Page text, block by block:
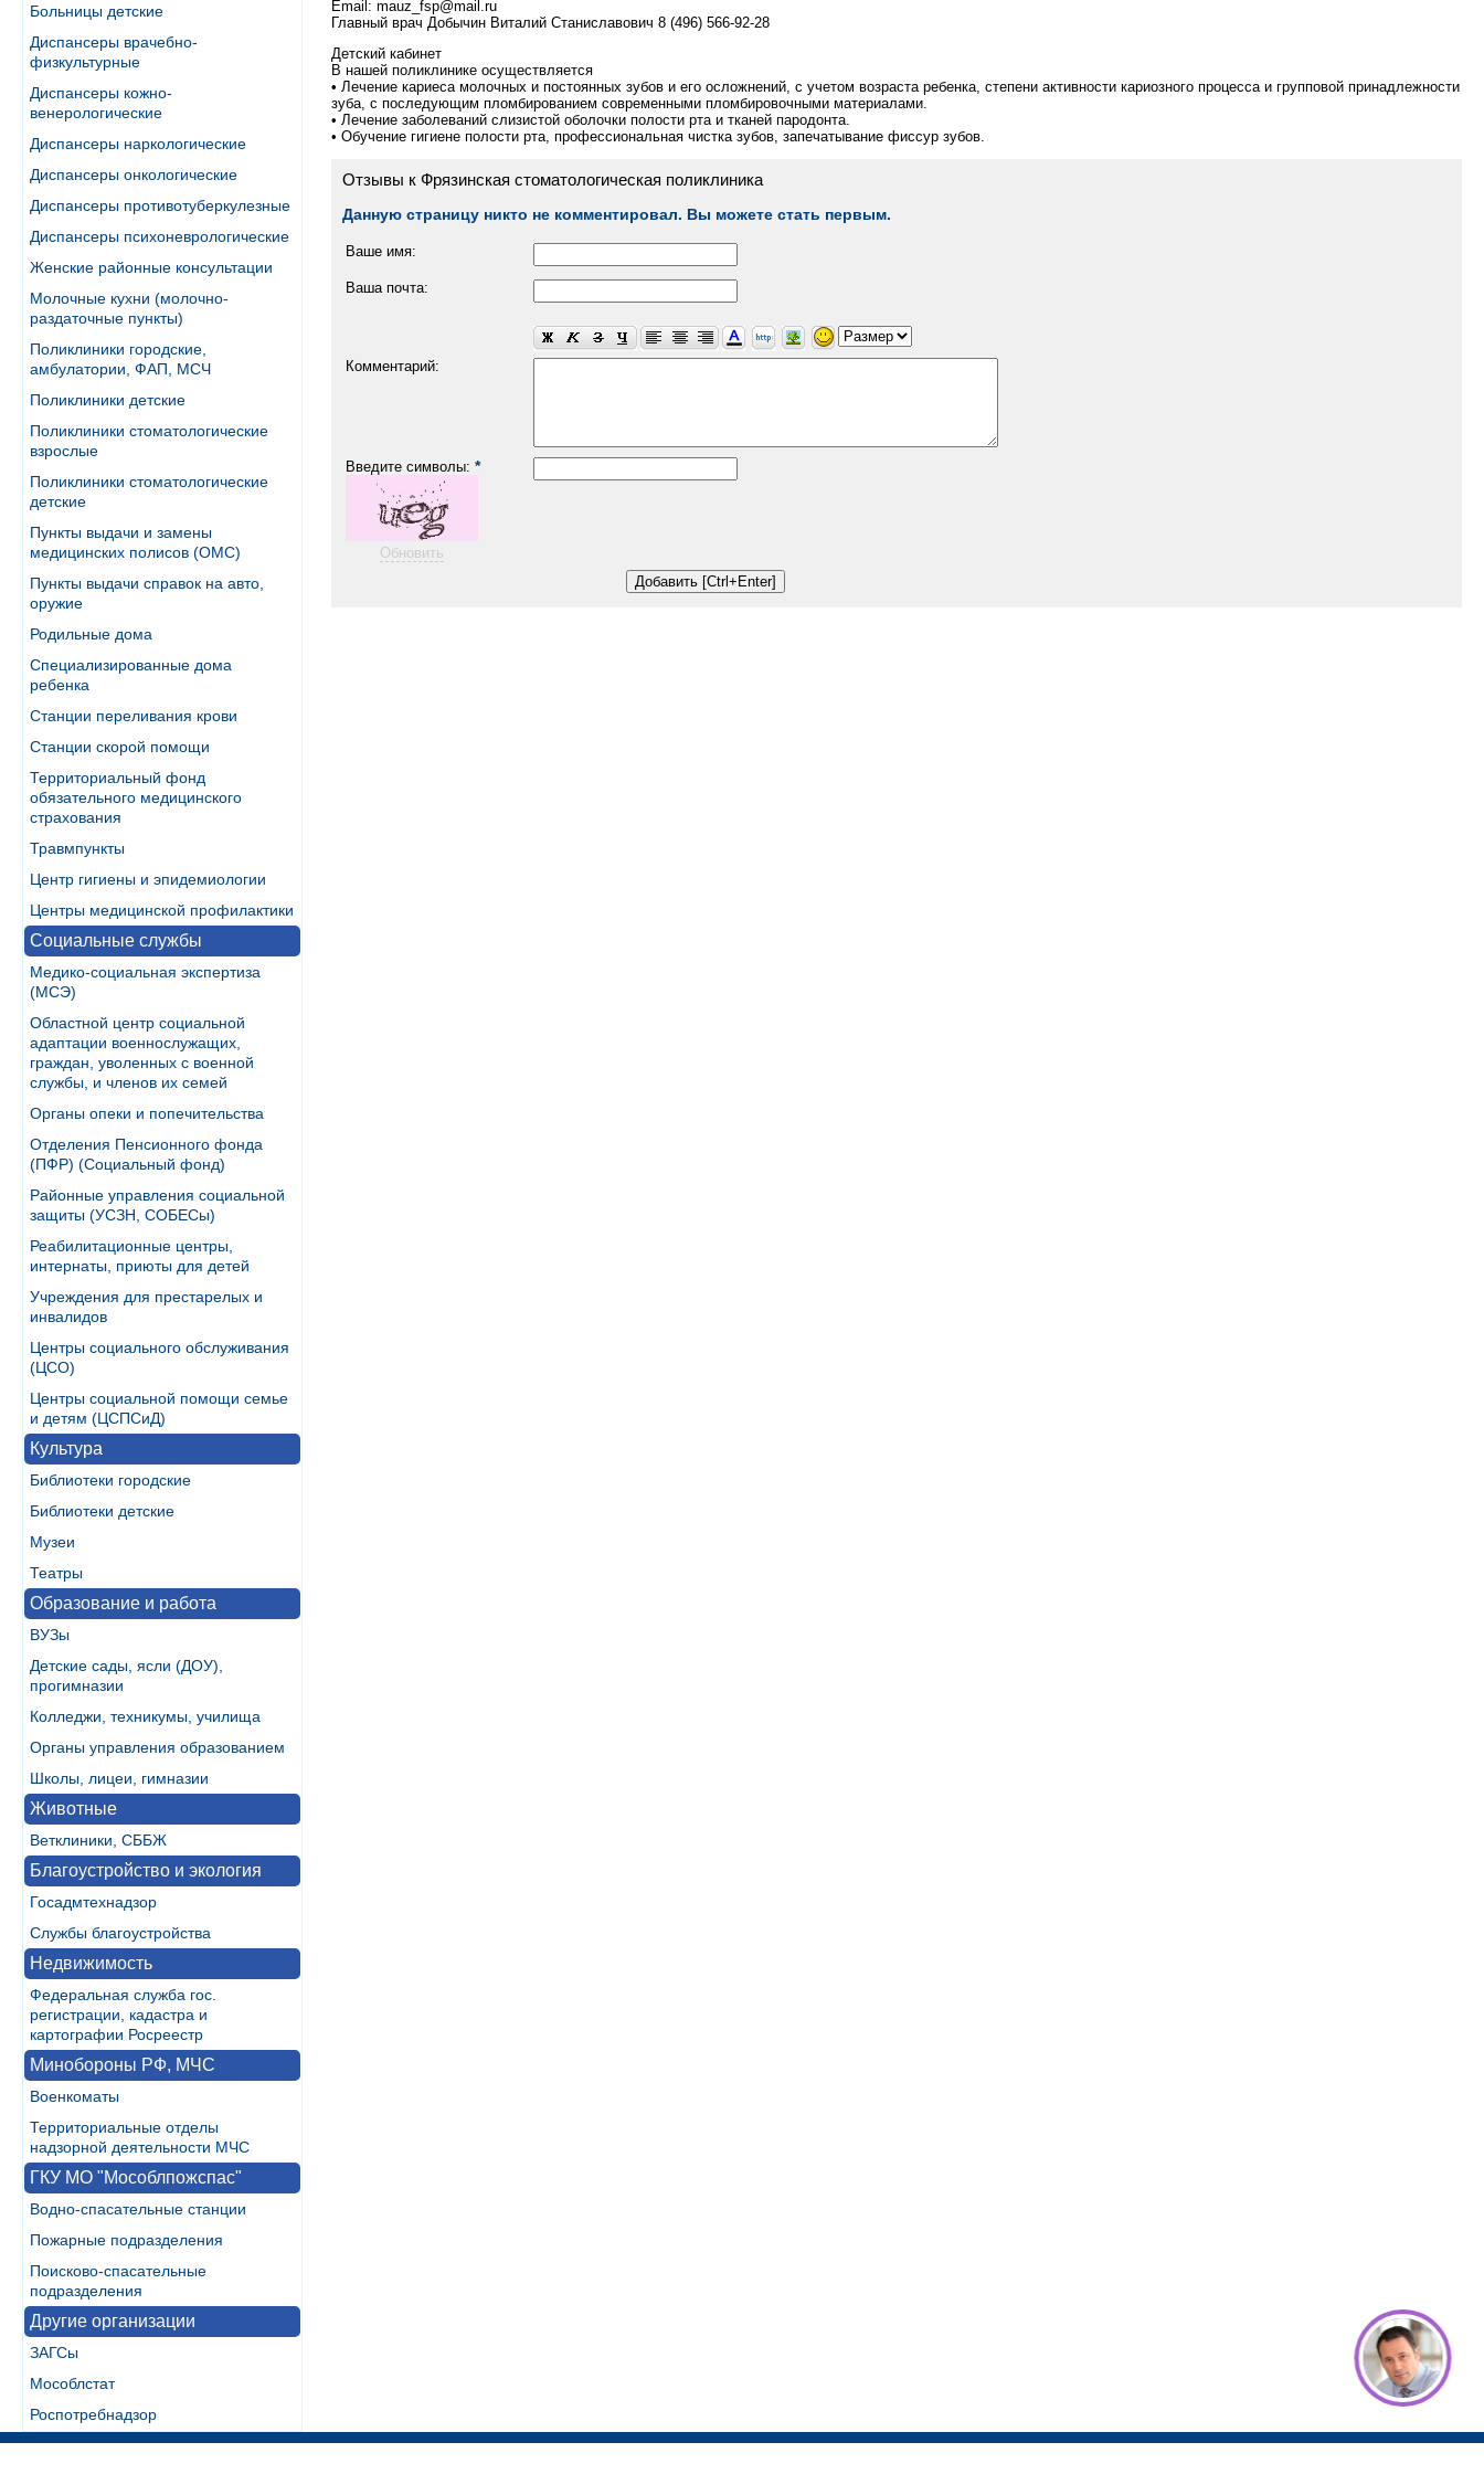
Больницы детские
Диспансеры врачебно-
физкультурные
Диспансеры кожно-
венерологические
Диспансеры наркологические
Диспансеры онкологические
Диспансеры противотуберкулезные
Диспансеры психоневрологические
Женские районные консультации
Молочные кухни (молочно-
раздаточные пункты)
Поликлиники городские,
амбулатории, ФАП, МСЧ
Поликлиники детские
Поликлиники стоматологические
взрослые
Поликлиники стоматологические
детские
Пункты выдачи и замены
медицинских полисов (ОМС)
Пункты выдачи справок на авто,
оружие
Родильные дома
Специализированные дома
ребенка
Станции переливания крови
Станции скорой помощи
Территориальный фонд
обязательного медицинского
страхования
Травмпункты
Центр гигиены и эпидемиологии
Центры медицинской профилактики
Социальные службы
Медико-социальная экспертиза
(МСЭ)
Областной центр социальной
адаптации военнослужащих,
граждан, уволенных с военной
службы, и членов их семей
Органы опеки и попечительства
Отделения Пенсионного фонда
(ПФР) (Социальный фонд)
Районные управления социальной
защиты (УСЗН, СОБЕСы)
Реабилитационные центры,
интернаты, приюты для детей
Учреждения для престарелых и
инвалидов
Центры социального обслуживания
(ЦСО)
Центры социальной помощи семье
и детям (ЦСПСиД)
Культура
Библиотеки городские
Библиотеки детские
Музеи
Театры
Образование и работа
ВУЗы
Детские сады, ясли (ДОУ),
прогимназии
Колледжи, техникумы, училища
Органы управления образованием
Школы, лицеи, гимназии
Животные
Ветклиники, СББЖ
Благоустройство и экология
Госадмтехнадзор
Службы благоустройства
Недвижимость
Федеральная служба гос.
регистрации, кадастра и
картографии Росреестр
Минобороны РФ, МЧС
Военкоматы
Территориальные отделы
надзорной деятельности МЧС
ГКУ МО "Мособлпожспас"
Водно-спасательные станции
Пожарные подразделения
Поисково-спасательные
подразделения
Другие организации
ЗАГСы
Мособлстат
Роспотребнадзор
Email: mauz_fsp@mail.ru
Главный врач Добычин Виталий Станиславович 8 (496) 566-92-28
Детский кабинет
В нашей поликлинике осуществляется
• Лечение кариеса молочных и постоянных зубов и его осложнений, с учетом возраста ребенка, степени активности кариозного процесса и групповой принадлежности
зуба, с последующим пломбированием современными пломбировочными материалами.
• Лечение заболеваний слизистой оболочки полости рта и тканей пародонта.
• Обучение гигиене полости рта, профессиональная чистка зубов, запечатывание фиссур зубов.
Отзывы к Фрязинская стоматологическая поликлиника
Данную страницу никто не комментировал. Вы можете стать первым.
Ваше имя:
Ваша почта:
Комментарий:
Введите символы: *
Обновить